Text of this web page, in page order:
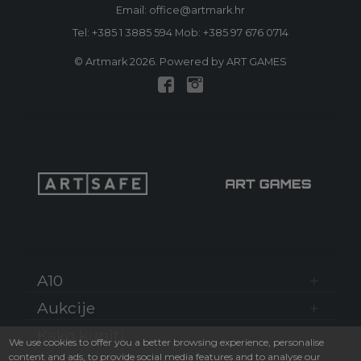
Email: office@artmark.hr
Tel: +385 1 3885 594 Mob: +385 97 676 0714
© Artmark 2026. Powered by ART GAMES
A10
Aukcije
Kako kupiti
We use cookies to offer you a better browsing experience, personalise
content and ads, to provide social media features and to analyse our